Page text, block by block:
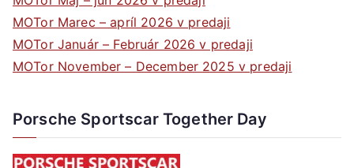
MOTor Marec – apríl 2026 v predaji
MOTor Január – Február 2026 v predaji
MOTor November – December 2025 v predaji
Porsche Sportscar Together Day